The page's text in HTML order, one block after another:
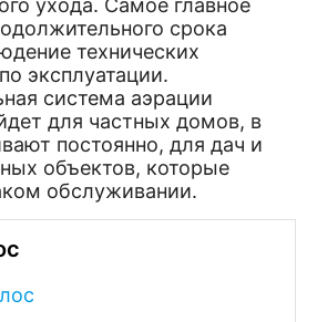
ухода. Самое главное
срока
технических
эксплуатации.
система аэрации
для частных домов, в
постоянно, для дач и
объектов, которые
обслуживании.